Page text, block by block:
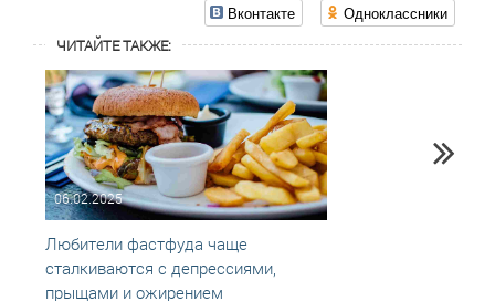
Вконтакте Одноклассники
ЧИТАЙТЕ ТАКЖЕ:
06.02.2025
Любители фастфуда чаще
сталкиваются с депрессиями,
прыщами и ожирением